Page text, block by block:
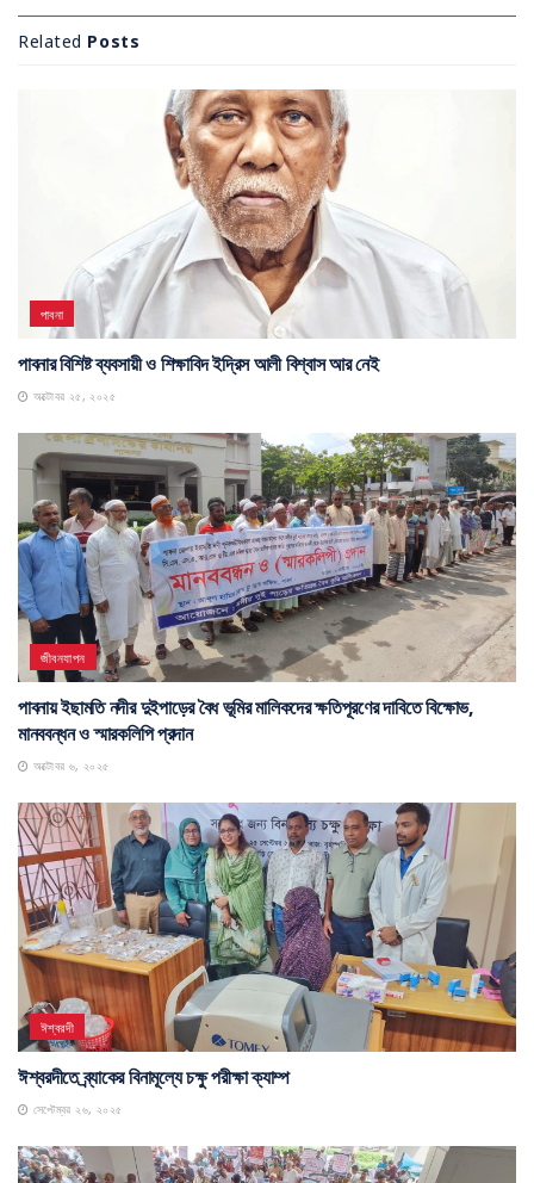
Related Posts
পাবনা
পাবনার বিশিষ্ট ব্যবসায়ী ও শিক্ষাবিদ ইদ্রিস আলী বিশ্বাস আর নেই
অক্টোবর ২৫, ২০২৫
জীবনযাপন
পাবনায় ইছামতি নদীর দুইপাড়ের বৈধ ভূমির মালিকদের ক্ষতিপূরণের দাবিতে বিক্ষোভ,
মানববন্ধন ও স্মারকলিপি প্রদান
অক্টোবর ৬, ২০২৫
ঈশ্বরদী
ঈশ্বরদীতে ব্র্যাকের বিনামূল্যে চক্ষু পরীক্ষা ক্যাম্প
সেপ্টেম্বর ২৬, ২০২৫